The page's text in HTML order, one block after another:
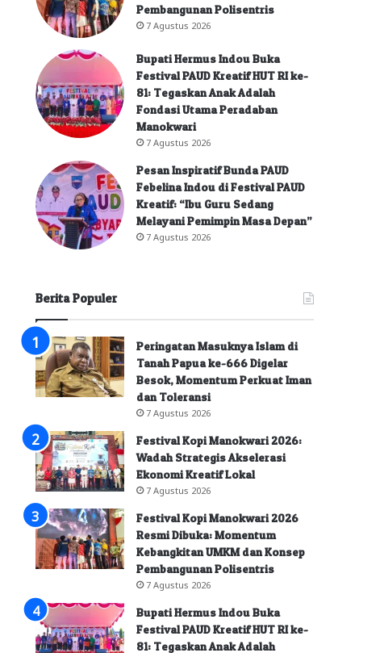
Pembangunan Polisentris
7 Agustus 2026
Bupati Hermus Indou Buka
Festival PAUD Kreatif HUT RI ke-
81: Tegaskan Anak Adalah
Fondasi Utama Peradaban
Manokwari
7 Agustus 2026
Pesan Inspiratif Bunda PAUD
Febelina Indou di Festival PAUD
Kreatif: “Ibu Guru Sedang
Melayani Pemimpin Masa Depan”
7 Agustus 2026
Berita Populer
Peringatan Masuknya Islam di
Tanah Papua ke-666 Digelar
Besok, Momentum Perkuat Iman
dan Toleransi
7 Agustus 2026
Festival Kopi Manokwari 2026:
Wadah Strategis Akselerasi
Ekonomi Kreatif Lokal
7 Agustus 2026
Festival Kopi Manokwari 2026
Resmi Dibuka: Momentum
Kebangkitan UMKM dan Konsep
Pembangunan Polisentris
7 Agustus 2026
Bupati Hermus Indou Buka
Festival PAUD Kreatif HUT RI ke-
81: Tegaskan Anak Adalah